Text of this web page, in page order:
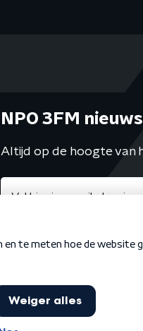
NPO 3FM
Altijd op de hoogte van